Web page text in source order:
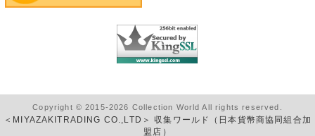
Copyright © 2015-2026 Collection World All rights reserved.
＜MIYAZAKITRADING CO.,LTD＞ 収集ワールド（日本貨幣商協同組合加
盟店）